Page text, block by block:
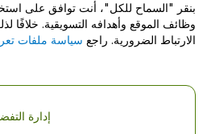
مركز المساعدة / اتصل بنا
حقوق النشر © شركة فياجوجو المحدودة 2026
بنقر "السماح للكل"، أنت توافق على
وظائف الموقع وأهدافه التسويقية.
الارتباط الضرورية. راجع سياسة ملفات
إدارة